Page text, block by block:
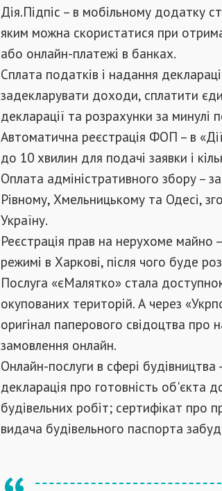
Дія.Підпіс – в мобільному додатку
яким можна скористатися при
або онлайн-платежі в банках.
Сплата податків і надання
задекларувати доходи, сплатити
декларації та розрахунки за минулі
Автоматична реєстрація ФОП – в
до 10 хвилин для подачі заявки і
Оплата адміністративного збору –
Рівному, Хмельницькому та Одесі,
Україну.
Реєстрація прав на нерухоме майно
режимі в Харкові, після чого буде
Послуга «єМалятко» стала
окупованих територій. А через
оригінал паперового свідоцтва про
замовлення онлайн.
Онлайн-послуги в сфері будівництва
декларація про готовність об'єкта
будівельних робіт; сертифікат про
видача будівельного паспорта